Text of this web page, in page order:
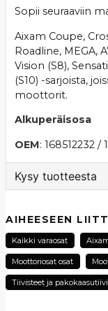
Sopii seuraaviin
Aixam Coupe,
Roadline, MEGA,
Vision (S8),
(S10) -sarjoista,
moottorit.
Alkuperäisosa
OEM: 168512232 /
Kysy tuotteesta
Kysy meiltä
name
Nimi
AIHEESEEN
Kaikki varaosat
Moottoriosat osat
Tiivisteet ja